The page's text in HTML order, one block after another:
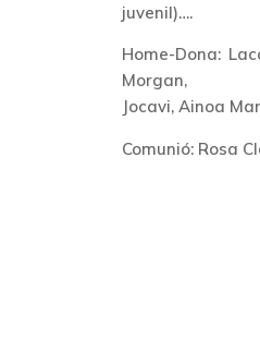
juvenil)….
Home-Dona:
Morgan,
Jocavi, Ainoa
Comunió: Rosa